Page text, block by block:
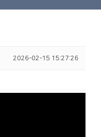
2026-02-15 15:27:26